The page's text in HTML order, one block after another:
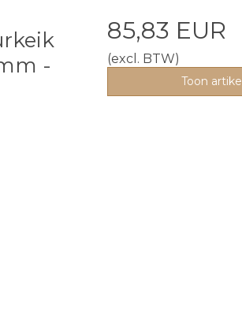
-
85,83 EUR
(excl. BTW)
Toon artikel